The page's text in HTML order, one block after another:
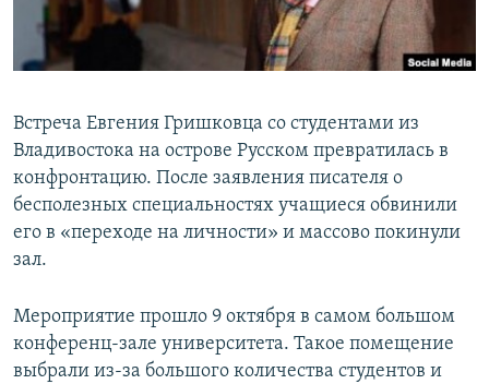
ПОБЕДИТЕЛЕЙ НЕ СУДЯТ?
КРЫМ.НЕПОКОРЕННЫЙ
УКРАИНСКАЯ ПРОБЛЕМА КРЫМА
ПРИСОЕДИНЯЙТЕСЬ!
Все сайты RFE/RL
Встреча Евгения Гришковца со студентами из
Владивостока на острове Русском превратилась в
конфронтацию. После заявления писателя о
бесполезных специальностях учащиеся обвинили
его в «переходе на личности» и массово покинули
зал.
Мероприятие прошло 9 октября в самом большом
конференц-зале университета. Такое помещение
выбрали из-за большого количества студентов и